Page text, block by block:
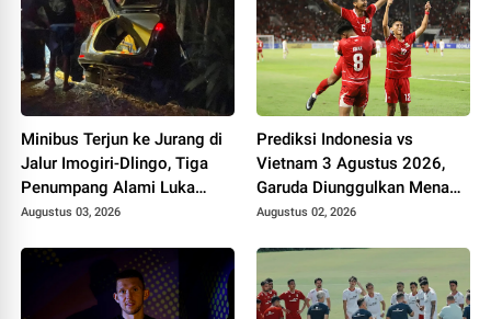
Minibus Terjun ke Jurang di
Jalur Imogiri-Dlingo, Tiga
Penumpang Alami Luka
Ringan
Augustus 03, 2026
Prediksi Indonesia vs
Vietnam 3 Agustus 2026,
Garuda Diunggulkan Menang
Tipis di Stadion Pakansari
Augustus 02, 2026